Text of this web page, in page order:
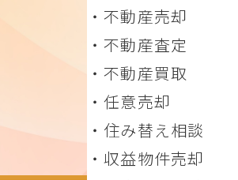
不動産売却
不動産査定
不動産買取
任意売却
住み替え相談
収益物件売却